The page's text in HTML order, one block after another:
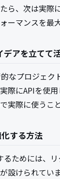
ら、次は実際
ーマンスを最
デアを立てて
なプロジェク
際にAPIを使
実際に使うこ
する方法
るためには、
設けられてい